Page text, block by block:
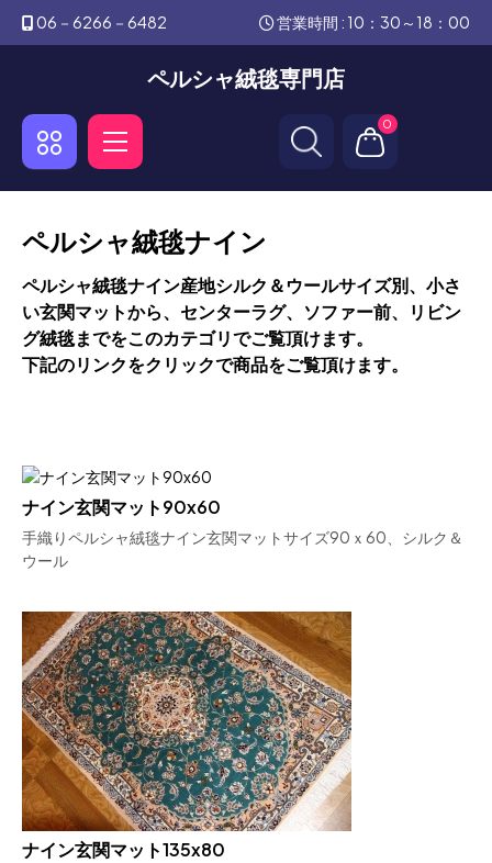
06－6266－6482 営業時間 : 10：30～18：00
ペルシャ絨毯専門店
0
ペルシャ絨毯ナイン
ペルシャ絨毯ナイン産地シルク＆ウールサイズ別、小さ
い玄関マットから、センターラグ、ソファー前、リビン
グ絨毯までをこのカテゴリでご覧頂けます。
下記のリンクをクリックで商品をご覧頂けます。
ナイン玄関マット90x60
手織りペルシャ絨毯ナイン玄関マットサイズ90ｘ60、シルク＆
ウール
ナイン玄関マット135x80